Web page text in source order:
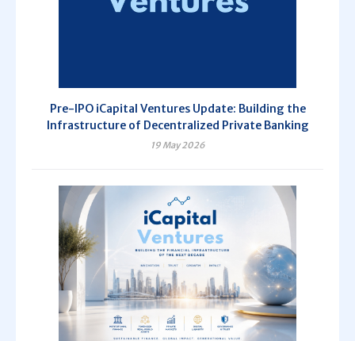
Pre-IPO iCapital Ventures Update: Building the
Infrastructure of Decentralized Private Banking
19 May 2026